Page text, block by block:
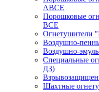
АВСЕ
Порошковые
ВСЕ
Огнетушители
Воздушно-
Воздушно-
Специальные
Д3)
Шахтные